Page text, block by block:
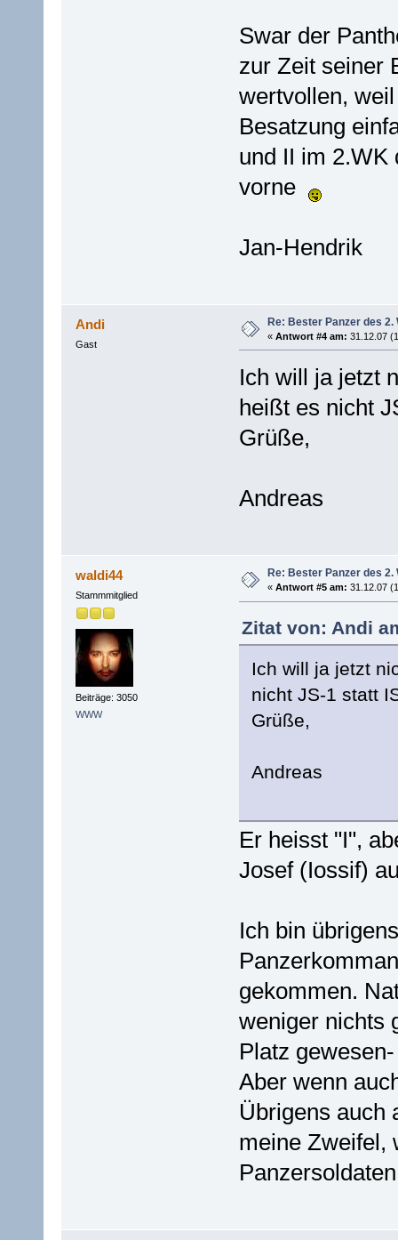
Swar der
zur Zeit seiner
wertvollen,
Besatzung
und II im 2.WK
vorne
Jan-Hendrik
Andi
Gast
Re: Bester Panzer des 2.
« Antwort #4 am: 31.12.07
Ich will ja jetzt
heißt es nicht
Grüße,
Andreas
waldi44
Stammmitglied
Beiträge: 3050
WWW
Re: Bester Panzer des 2.
« Antwort #5 am: 31.12.07
Zitat von: Andi
Ich will ja jetzt
nicht JS-1 statt
Grüße,
Andreas
Er heisst "I",
Josef (Iossif)
Ich bin
gekommen.
weniger nichts
Platz
Aber wenn
Übrigens auch
meine Zweifel,